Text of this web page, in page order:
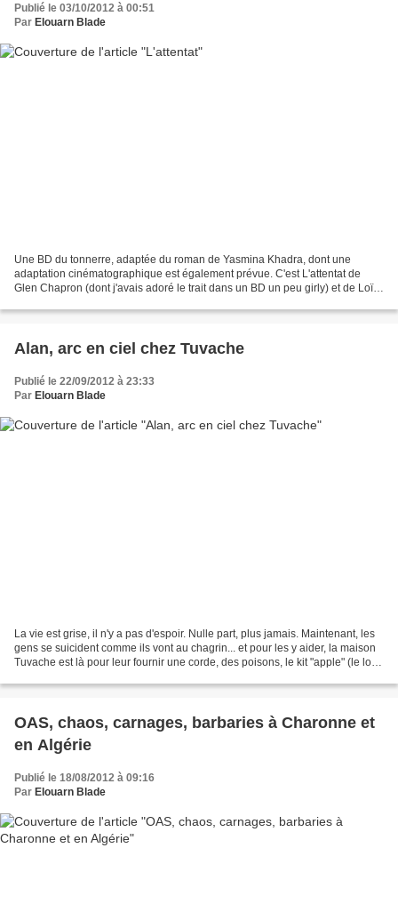
Publié le 03/10/2012 à 00:51
Par Elouarn Blade
Une BD du tonnerre, adaptée du roman de Yasmina Khadra, dont une
adaptation cinématographique est également prévue. C'est L'attentat de
Glen Chapron (dont j'avais adoré le trait dans un BD un peu girly) et de Loïc
Alan, arc en ciel chez Tuvache
Publié le 22/09/2012 à 23:33
Par Elouarn Blade
La vie est grise, il n'y a pas d'espoir. Nulle part, plus jamais. Maintenant, les
gens se suicident comme ils vont au chagrin... et pour les y aider, la maison
Tuvache est là pour leur fournir une corde, des poisons, le kit "apple" (le logo
OAS, chaos, carnages, barbaries à Charonne et
en Algérie
Publié le 18/08/2012 à 09:16
Par Elouarn Blade